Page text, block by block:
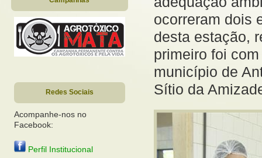
Redes Sociais
Acompanhe-nos no
Facebook:
Perfil Institucional
ocorreram dois
desta estação,
primeiro foi
município de
Sítio da